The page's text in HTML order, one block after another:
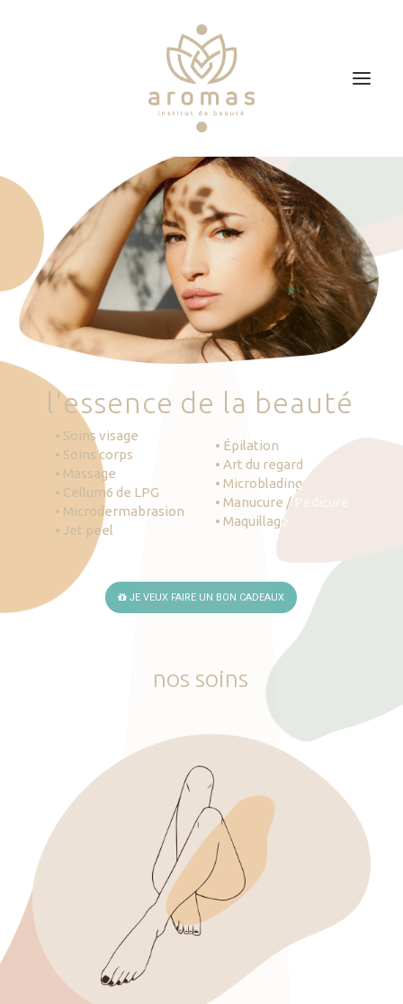
Soins
Je veux faire un bon cadeau
Plan d’accès
Prendre RDV
'essence de la beauté
• Soins visage
• Soins corps
• Massage
• Cellum6 de LPG
• Microdermabrasion
• Jet peel
• Épilation
• Art du regard
• Microblading
• Manucure / Pédicure
• Maquillage
JE VEUX FAIRE UN BON CADEAUX
nos soins